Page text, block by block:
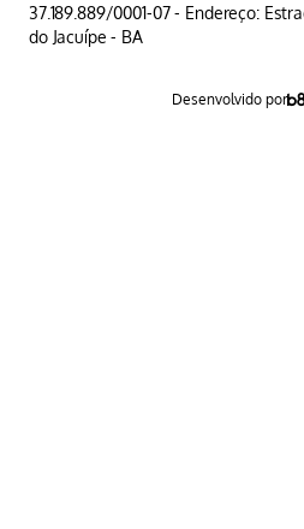
37.189.889/0001-07 - Endereço:
do Jacuípe - BA
Desenvolvido por